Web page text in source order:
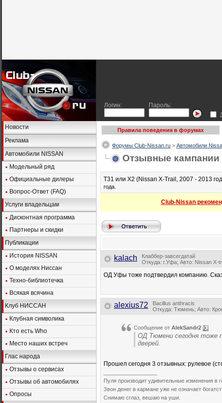
Логин: Пароль:
Новости
Реклама
Автомобили NISSAN
Модельный ряд
Официальные дилеры
Вопрос-Ответ (FAQ)
Услуги владельцам
Дисконтная программа
Партнеры и скидки
Публикации
История NISSAN
О моделях Ниссан
Техно-библиотечка
Всякая всячина
Клуб НИССАН
Клубная символика
Кто есть Who
Место наших встреч
Глас народа
Отзывы о сервисах
Отзывы об автомобилях
Опросы
Правила поведения в форумах
Форумы Club-Nissan.ru > Автомобили
Отзывные кампании
Т31 или Х2 (Nissan X-Trail, 2007 - 2013
года.
Club-Nissan
kalach
Клаббер-завсегдатай
Откуда: г.Уфа; Авто: Nissan X-
ОД Уфы тоже подтвердил компанию.
alexius72
Bacillus anthracis
Откуда: Тюмень; Авто:
Сообщение от AlekSandr2
ОД Тюмени сегодня тоже
дверей.
Прошел сегодня 3 отзывных: рулевое
Пуля производит удивительные изменения в
Звон денег в кармане уже не означает
Снимаю сглаз, вешаю на уши.